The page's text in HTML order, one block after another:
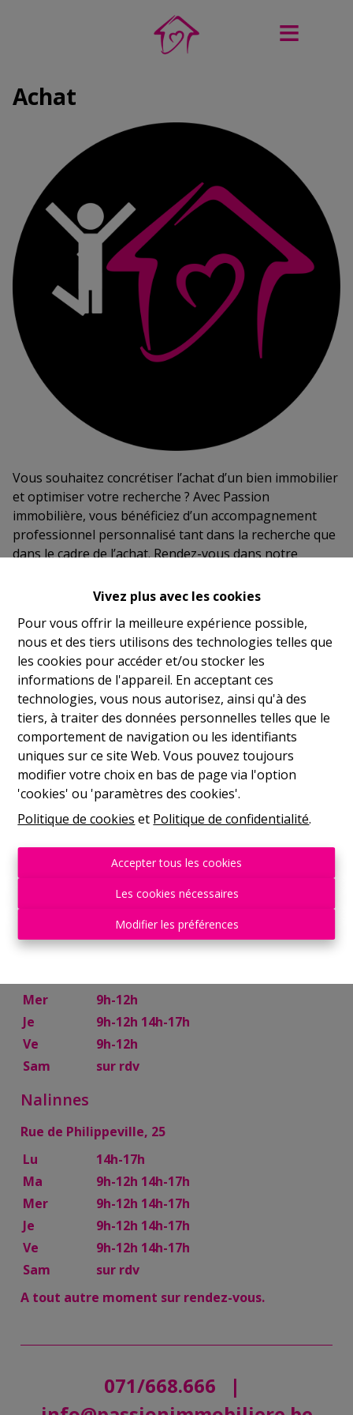
Vivez plus avec les cookies
Pour vous offrir la meilleure expérience possible,
nous et des tiers utilisons des technologies telles que
les cookies pour accéder et/ou stocker les
informations de l'appareil. En acceptant ces
technologies, vous nous autorisez, ainsi qu'à des
tiers, à traiter des données personnelles telles que le
comportement de navigation ou les identifiants
uniques sur ce site Web. Vous pouvez toujours
modifier votre choix en bas de page via l'option
'cookies' ou 'paramètres des cookies'.
Politique de cookies et Politique de confidentialité.
Accepter tous les cookies
Les cookies nécessaires
Modifier les préférences
Achat
Vous souhaitez concrétiser l’achat d’un bien immobilier
et optimiser votre recherche ? Avec Passion
immobilière, vous bénéficiez d’un accompagnement
professionnel personnalisé tant dans la recherche que
dans le cadre de l’achat. Rendez-vous dans notre
Philippeville
Rue de France, 37
Lu
14h-17h
Ma
9h-12h 14h-17h
Mer
9h-12h 14h-17h
Je
9h-12h 14h-17h
10h-13h
Mer
9h-12h
Je
9h-12h 14h-17h
Ve
9h-12h
Sam
sur rdv
Nalinnes
Rue de Philippeville, 25
Lu
14h-17h
Ma
9h-12h 14h-17h
Mer
9h-12h 14h-17h
Je
9h-12h 14h-17h
Ve
9h-12h 14h-17h
Sam
sur rdv
A tout autre moment sur rendez-vous.
071/668.666
|